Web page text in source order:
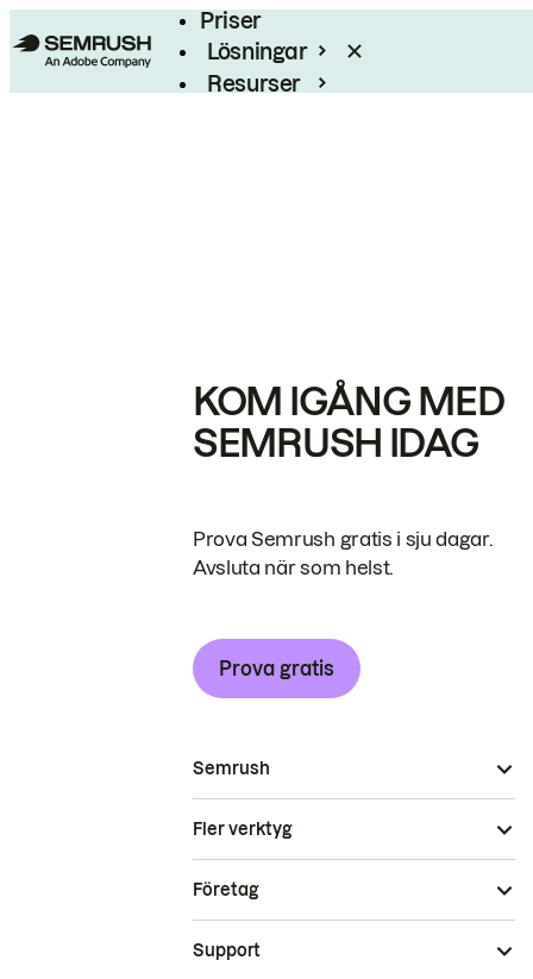
Priser
Lösningar
Resurser
KOM IGÅNG MED
SEMRUSH IDAG
Prova Semrush gratis i sju dagar.
Avsluta när som helst.
Prova gratis
Semrush
Fler verktyg
Företag
Support